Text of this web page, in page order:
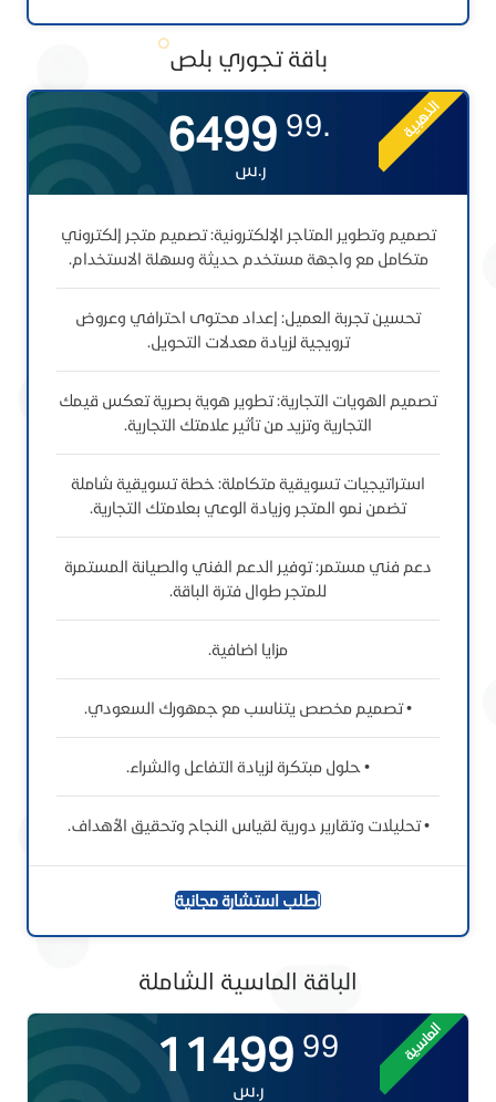
باقة تجوري بلص
الذهبية .99
6499
ر.س ​
تصميم وتطوير المتاجر الإلكترونية: تصميم متجر إلكتروني
متكامل مع واجهة مستخدم حديثة وسهلة الاستخدام.
تحسين تجربة العميل: إعداد محتوى احترافي وعروض
ترويجية لزيادة معدلات التحويل.
تصميم الهويات التجارية: تطوير هوية بصرية تعكس قيمك
التجارية وتزيد من تأثير علامتك التجارية.
استراتيجيات تسويقية متكاملة: خطة تسويقية شاملة
تضمن نمو المتجر وزيادة الوعي بعلامتك التجارية.
دعم فني مستمر: توفير الدعم الفني والصيانة المستمرة
للمتجر طوال فترة الباقة.
مزايا اضافية.
• تصميم مخصص يتناسب مع جمهورك السعودي.
• حلول مبتكرة لزيادة التفاعل والشراء.
• تحليلات وتقارير دورية لقياس النجاح وتحقيق الأهداف.
اطلب استشارة مجانية
الباقة الماسية الشاملة
الماسية 99
11499
ر.س